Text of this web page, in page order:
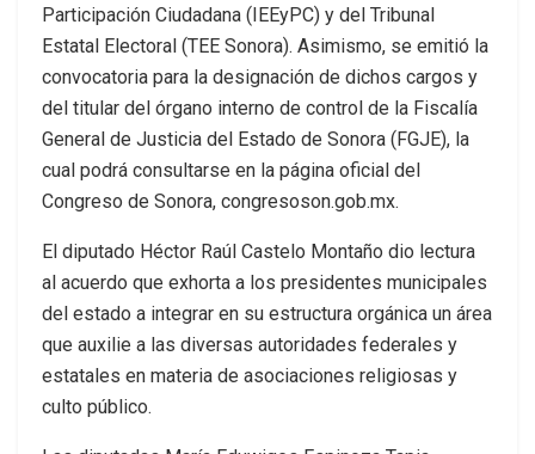
Participación Ciudadana (IEEyPC) y del Tribunal
Estatal Electoral (TEE Sonora). Asimismo, se emitió la
convocatoria para la designación de dichos cargos y
del titular del órgano interno de control de la Fiscalía
General de Justicia del Estado de Sonora (FGJE), la
cual podrá consultarse en la página oficial del
Congreso de Sonora, congresoson.gob.mx.
El diputado Héctor Raúl Castelo Montaño dio lectura
al acuerdo que exhorta a los presidentes municipales
del estado a integrar en su estructura orgánica un área
que auxilie a las diversas autoridades federales y
estatales en materia de asociaciones religiosas y
culto público.